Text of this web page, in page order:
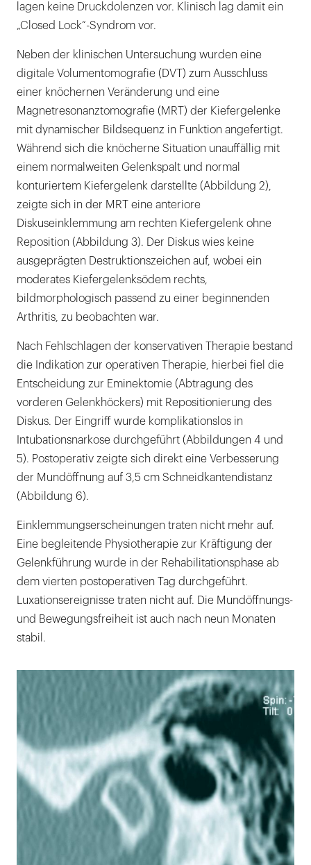
lagen keine Druckdolenzen vor. Klinisch lag damit ein
„Closed Lock“-Syndrom vor.
Neben der klinischen Untersuchung wurden eine
digitale Volumentomografie (DVT) zum Ausschluss
einer knöchernen Veränderung und eine
Magnetresonanztomografie (MRT) der Kiefergelenke
mit dynamischer Bildsequenz in Funktion angefertigt.
Während sich die knöcherne Situation unauffällig mit
einem normalweiten Gelenkspalt und normal
konturiertem Kiefergelenk darstellte (Abbildung 2),
zeigte sich in der MRT eine anteriore
Diskuseinklemmung am rechten Kiefergelenk ohne
Reposition (Abbildung 3). Der Diskus wies keine
ausgeprägten Destruktionszeichen auf, wobei ein
moderates Kiefergelenksödem rechts,
bildmorphologisch passend zu einer beginnenden
Arthritis, zu beobachten war.
Nach Fehlschlagen der konservativen Therapie bestand
die Indikation zur operativen Therapie, hierbei fiel die
Entscheidung zur Eminektomie (Abtragung des
vorderen Gelenkhöckers) mit Repositionierung des
Diskus. Der Eingriff wurde komplikationslos in
Intubationsnarkose durchgeführt (Abbildungen 4 und
5). Postoperativ zeigte sich direkt eine Verbesserung
der Mundöffnung auf 3,5 cm Schneidkantendistanz
(Abbildung 6).
Einklemmungserscheinungen traten nicht mehr auf.
Eine begleitende Physiotherapie zur Kräftigung der
Gelenkführung wurde in der Rehabilitationsphase ab
dem vierten postoperativen Tag durchgeführt.
Luxationsereignisse traten nicht auf. Die Mundöffnungs-
und Bewegungsfreiheit ist auch nach neun Monaten
stabil.